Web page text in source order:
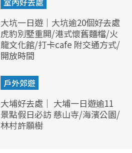
大坑一日遊｜大坑逾20個好去處
虎豹別墅重開/港式懷舊麵檔/火
龍文化館/打卡cafe 附交通方式/
開放時間
戶外郊遊
大埔好去處｜ 大埔一日遊逾11
景點假日必訪 慈山寺/海濱公園/
林村許願樹